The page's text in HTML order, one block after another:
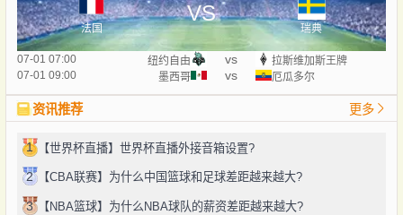
法国
VS
瑞典
07-01 07:00 纽约自由 vs
拉斯维加斯王牌
07-01 09:00
墨西哥 vs 厄瓜多尔
资讯推荐 更多
1 【世界杯直播】世界杯直播外接音箱设置?
2 【CBA联赛】为什么中国篮球和足球差距越来越大?
3 【NBA篮球】为什么NBA球队的薪资差距越来越大?